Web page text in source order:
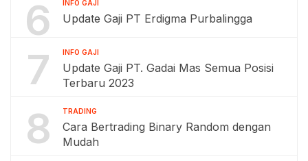
6 INFO GAJI
Update Gaji PT Erdigma Purbalingga
7 INFO GAJI
Update Gaji PT. Gadai Mas Semua Posisi
Terbaru 2023
8 TRADING
Cara Bertrading Binary Random dengan
Mudah